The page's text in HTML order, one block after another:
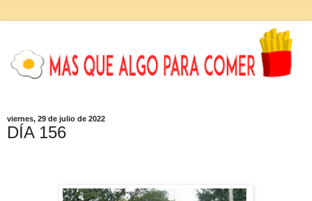
viernes, 29 de julio de 2022
DÍA 156